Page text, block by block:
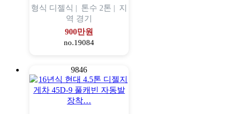
형식 디젤식 | 톤수 2톤 | 지
역 경기
900만원
no.19084
9846